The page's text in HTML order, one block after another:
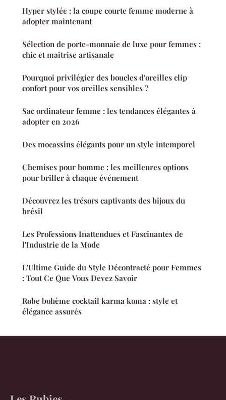
Hyper stylée : la coupe courte femme moderne à
adopter maintenant
Sélection de porte-monnaie de luxe pour femmes :
chic et maîtrise artisanale
Pourquoi privilégier des boucles d'oreilles clip
confort pour vos oreilles sensibles ?
Sac ordinateur femme : les tendances élégantes à
adopter en 2026
Des mocassins élégants pour un style intemporel
Chemises pour homme : les meilleures options
pour briller à chaque événement
Découvrez les trésors captivants des bijoux du
brésil
Les Professions Inattendues et Fascinantes de
l'Industrie de la Mode
L'Ultime Guide du Style Décontracté pour Femmes
: Tout Ce Que Vous Devez Savoir
Robe bohème cocktail karma koma : style et
élégance assurés